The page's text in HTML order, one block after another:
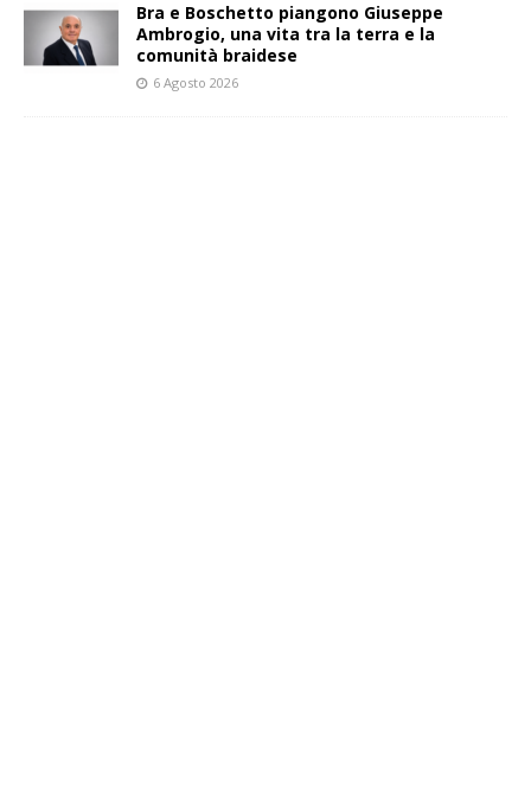
Bra e Boschetto piangono Giuseppe
Ambrogio, una vita tra la terra e la
comunità braidese
6 Agosto 2026